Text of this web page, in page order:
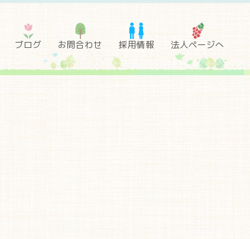
ブログ お問合わせ 採用情報 法人ページへ